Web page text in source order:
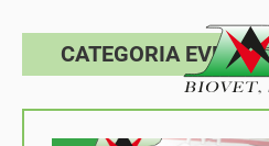
CATEGORIA